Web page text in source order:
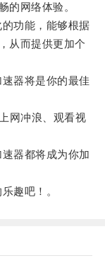
的网络体验。
功能，能够根据
从而提供更加个
器将是你的最佳
网冲浪、观看视
器都将成为你加
趣吧！。